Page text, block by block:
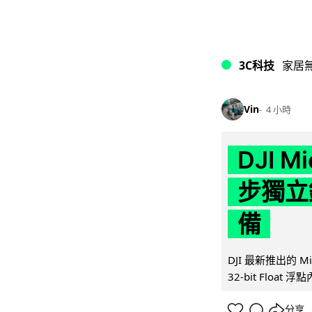
3C科技 家居
Vin 4 小時
DJI
步獨
備
DJI 最新推出的
32-bit Float 浮點